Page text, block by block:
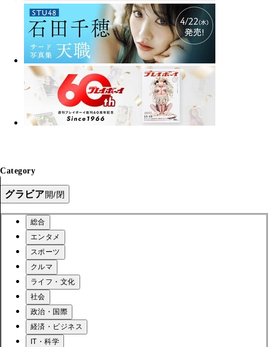
Category
グラビア開/閉
総合
エンタメ
スポーツ
クルマ
ライフ・文化
社会
政治・国際
経済・ビジネス
IT・科学